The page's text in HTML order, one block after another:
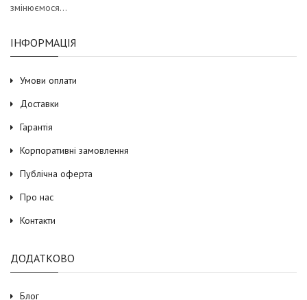
змінюємося…
ІНФОРМАЦІЯ
Умови оплати
Доставки
Гарантія
Корпоративні замовлення
Публічна оферта
Про нас
Контакти
ДОДАТКОВО
Блог